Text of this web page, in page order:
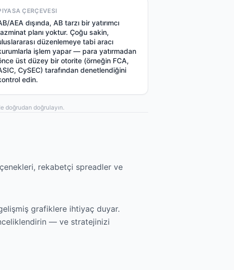
ÇERÇEVESI
AEA dışında, AB tarzı bir yatırımcı
planı yoktur. Çoğu sakin,
düzenlemeye tabi aracı
işlem yapar — para yatırmadan
üst düzey bir otorite (örneğin FCA,
CySEC) tarafından denetlendiğini
edin.
doğrudan doğrulayın.
rekabetçi spreadler ve
grafiklere ihtiyaç duyar.
— ve stratejinizi